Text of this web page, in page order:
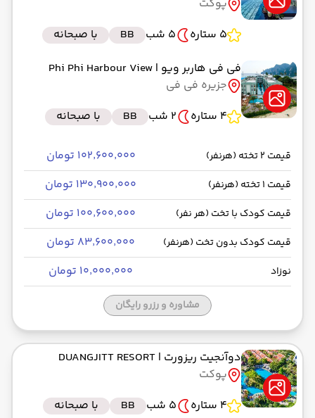
پوکت
5 ستاره
5 شب BB
با صبحانه
فی فی هاربر ویو | Phi Phi Harbour View
جزیره فی فی
4 ستاره
2 شب BB با صبحانه
قیمت 2 تخته (هرنفر) ۱۰۲٬۶۰۰٬۰۰۰ تومان
قیمت 1 تخته (هرنفر) ۱۳۰٬۹۰۰٬۰۰۰ تومان
قیمت کودک با تخت (هر نفر) ۱۰۰٬۶۰۰٬۰۰۰ تومان
قیمت کودک بدون تخت (هرنفر) ۸۳٬۶۰۰٬۰۰۰ تومان
نوزاد ۱۰٬۰۰۰٬۰۰۰ تومان
مشاوره و رزرو رایگان
دوآنجیت ریزورت | DUANGJITT RESORT
پوکت
4 ستاره
5 شب BB
با صبحانه